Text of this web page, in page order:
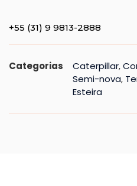
+55 (31) 9 9813-2888
Categorias Caterpillar,
Semi-nova,
Esteira
Estatisticas
melhoremos a
funcionalidade
e estrutura do